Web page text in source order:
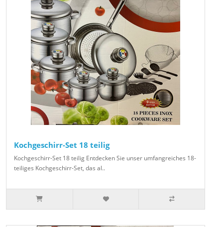
Kochgeschirr-Set 18 teilig
Kochgeschirr-Set 18 teilig Entdecken Sie unser umfangreiches 18-
teiliges Kochgeschirr-Set, das al..